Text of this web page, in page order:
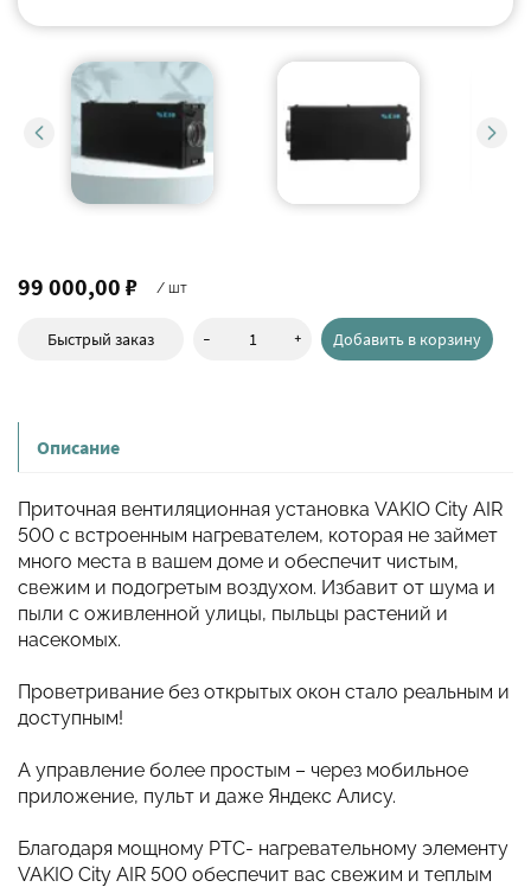
99 000,00 ₽ / шт
Быстрый заказ - + Добавить в корзину
Описание
Приточная вентиляционная установка VAKIO City AIR
500 с встроенным нагревателем, которая не займет
много места в вашем доме и обеспечит чистым,
свежим и подогретым воздухом. Избавит от шума и
пыли с оживленной улицы, пыльцы растений и
насекомых.
Проветривание без открытых окон стало реальным и
доступным!
А управление более простым – через мобильное
приложение, пульт и даже Яндекс Алису.
Благодаря мощному PTC- нагревательному элементу
VAKIO City AIR 500 обеспечит вас свежим и теплым